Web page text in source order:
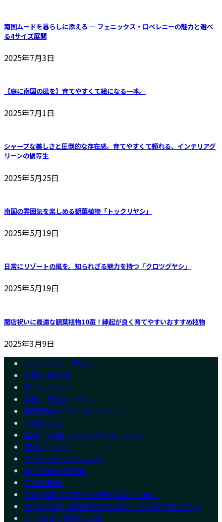
す
き
品
南国ムードを暮らしに添える ― フェニックス・ロベレニーの魅力と選べ
る4サイズ展開
2025年7月3日
【庭に南国の風を】育てやすくて絵になる一本。
2025年7月1日
シャープな美しさと圧倒的な存在感。育てやすくて頼れる、インテリアグ
リーンの優等生
2025年5月25日
南国の雰囲気を楽しめる観葉植物「トックリヤシ」
2025年5月19日
日常にリゾートの風を。知られざる魅力を持つ「クロツグヤシ」
2025年5月19日
開店祝いに最適な観葉植物10選！縁起が良く育てやすいおすすめ植物
2025年3月9日
プライバシーポリシー
お問い合わせ
サイトマップ
送料・配送について
観葉植物のサイズについて
お支払方法
返品・交換・キャンセルについて
商品について
フリーメールについて
個人情報保護方針
ご利用規約
特定商取引に関する法律に基づく表示
HITOTOKI（MAKIMO PLANT）からのごあいさつ
よくあるご質問と回答